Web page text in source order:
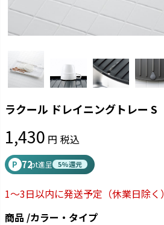
ラクール ドレイニングトレー S
1,430 税込
P 72pt進呈 5%還元
1～3日以内に発送予定 （休業日除く）
商品 カラー・タイプ